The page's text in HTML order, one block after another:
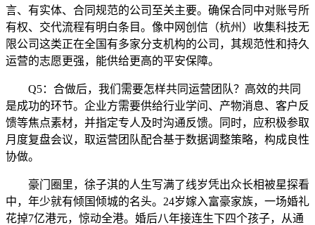
言、有实体、合同规范的公司至关主要。确保合同中对账号所
有权、交代流程有明白条目。像中网创信（杭州）收集科技无
限公司这类正在全国有多家分支机构的公司，其规范性和持久
运营的志愿更强，能供给更高的平安保障。
Q5：合做后，我们需要怎样共同运营团队？高效的共同
是成功的环节。企业方需要供给行业学问、产物消息、客户反
馈等焦点素材，并指定专人及时沟通反馈。同时，应积极参取
月度复盘会议，取运营团队配合基于数据调整策略，构成良性
协做。
豪门圈里，徐子淇的人生写满了线岁凭出众长相被星探看
中，年少就有倾国倾城的名头。24岁嫁入富豪家族，一场婚礼
花掉7亿港元，惊动全港。婚后八年接连生下四个孩子，从通